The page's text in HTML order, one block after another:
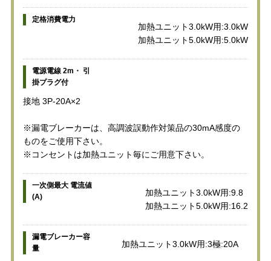
定格消費電力
加熱ユニット3.0kW用:3.0kW
加熱ユニット5.0kW用:5.0kW
電源電線 2m・ 引
掛プラグ付
接地 3P-20A×2
※漏電ブレーカーは、高調波誤動作対策品の30mA感度の
ものをご使用下さい。
※コンセントは加熱ユニット毎にご用意下さい。
一次側最大 電流値
(A)
加熱ユニット3.0kW用:9.8
加熱ユニット5.0kW用:16.2
漏電ブレーカー容
量
加熱ユニット3.0kW用:3極:20A